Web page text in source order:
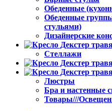
Обеденные
Обеденные
стульями)
Дизайнерские
Стеллажи
Люстры
Бра и настенные
Товары///